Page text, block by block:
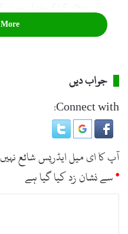
فورس
تشکیل دی جارہی ہے۔ انہوں
دعویٰ بھی کیا۔
جواب دیں
Connect with:
آپ کا ای میل ایڈریس شائع
*سے نشان زد کیا گیا ہے